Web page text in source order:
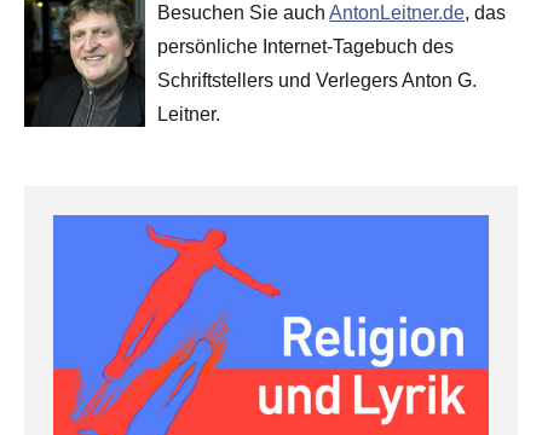
Besuchen Sie auch AntonLeitner.de, das
persönliche Internet-Tagebuch des
Schriftstellers und Verlegers Anton G.
Leitner.